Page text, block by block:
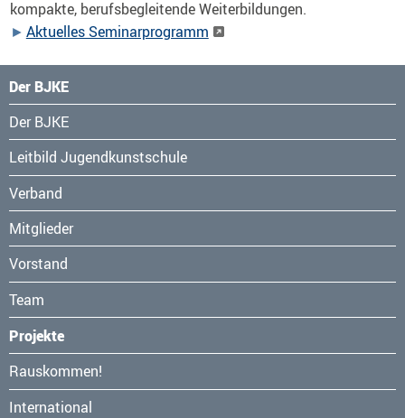
kompakte, berufsbegleitende Weiterbildungen.
Aktuelles Seminarprogramm
Der BJKE
Navigation
überspringen
Der BJKE
Leitbild Jugendkunstschule
Verband
Mitglieder
Vorstand
Team
Projekte
Navigation
überspringen
Rauskommen!
International